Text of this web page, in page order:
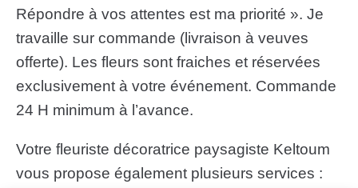
Répondre à vos attentes est ma priorité ». Je
travaille sur commande (livraison à veuves
offerte). Les fleurs sont fraiches et réservées
exclusivement à votre événement. Commande
24 H minimum à l’avance.
Votre fleuriste décoratrice paysagiste Keltoum
vous propose également plusieurs services :